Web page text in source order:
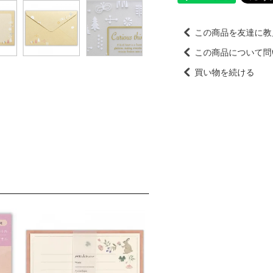
この商品を友達に
この商品について
買い物を続ける